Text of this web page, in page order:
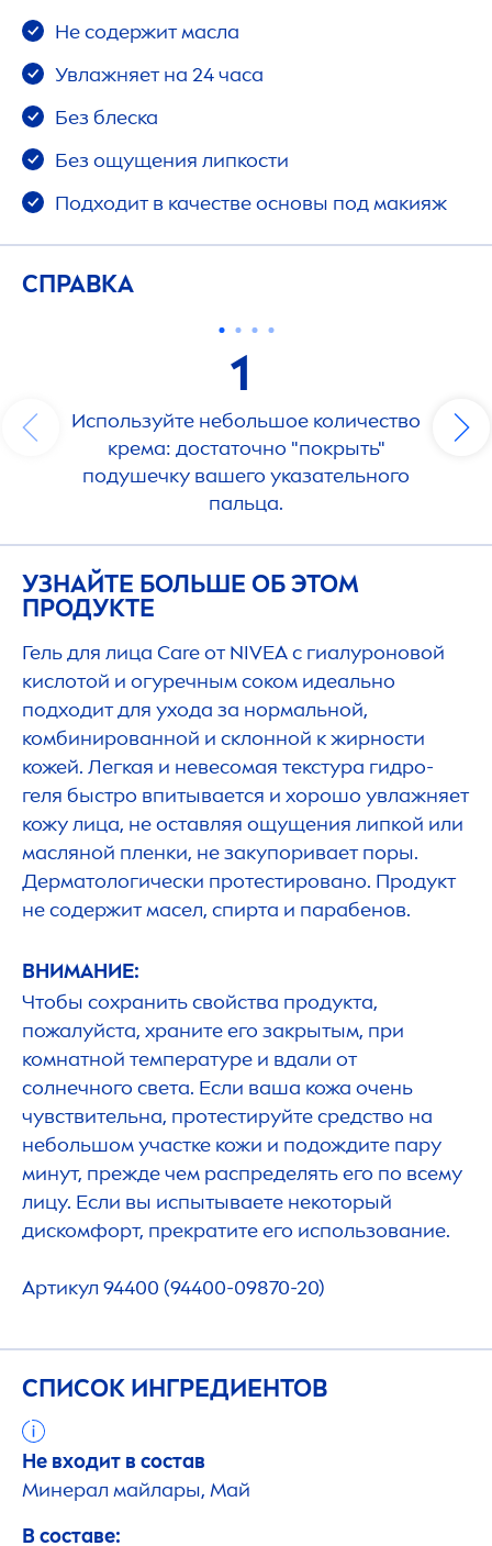
Не содержит масла
Увлажняет на 24 часа
Без блеска
Без ощущения липкости
Подходит в качестве основы под макияж
СПРАВКА
1
Используйте небольшое количество
крема: достаточно "покрыть"
подушечку вашего указательного
пальца.
УЗНАЙТЕ БОЛЬШЕ ОБ ЭТОМ
ПРОДУКТЕ
Гель для лица CareотNIVEAс гиалуроновой
кислотой и огуречным соком идеально
подходит для ухода за нормальной,
комбинированной и склонной к жирности
кожей. Легкая и невесомая текстура гидро-
геля быстро впитывается и хорошо увлажняет
кожу лица, не оставляя ощущения липкой или
масляной пленки, не закупоривает поры.
Дерматологически протестировано. Продукт
не содержит масел, спирта и парабенов.
ВНИМАНИЕ:
Чтобы сохранить свойства продукта,
пожалуйста, храните его закрытым, при
комнатной температуре и вдали от
солнечного света. Если ваша кожа очень
чувствительна, протестируйте средство на
небольшом участке кожи и подождите пару
минут, прежде чем распределять его по всему
лицу. Если вы испытываете некоторый
дискомфорт, прекратите его использование.
Артикул 94400 (94400-09870-20)
СПИСОК ИНГРЕДИЕНТОВ
Не входит в состав
Минерал майлары, Май
В составе: